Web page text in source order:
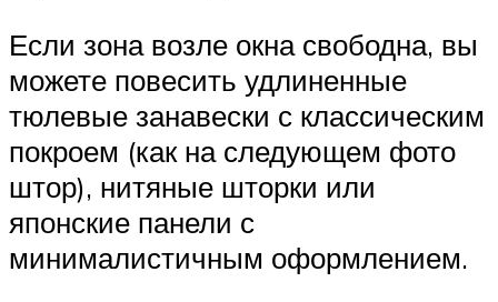
Если зона возле окна свободна, вы
можете повесить удлиненные
тюлевые занавески с классическим
покроем (как на следующем фото
штор), нитяные шторки или
японские панели с
минималистичным оформлением.